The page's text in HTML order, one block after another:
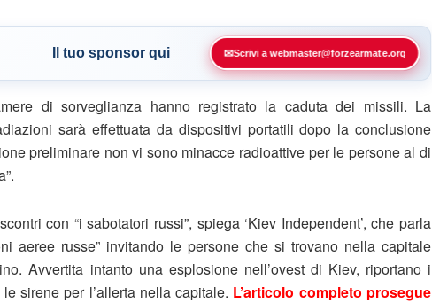
Il tuo sponsor qui ✉Scrivi a webmaster@forzearmate.org
di sorveglianza hanno registrato la caduta dei missili. La
sarà effettuata da dispositivi portatili dopo la conclusione
preliminare non vi sono minacce radioattive per le persone al di
con “i sabotatori russi”, spiega ‘Kiev Independent’, che parla
aeree russe” invitando le persone che si trovano nella capitale
Avvertita intanto una esplosione nell’ovest di Kiev, riportano i
sirene per l’allerta nella capitale. L’articolo completo prosegue